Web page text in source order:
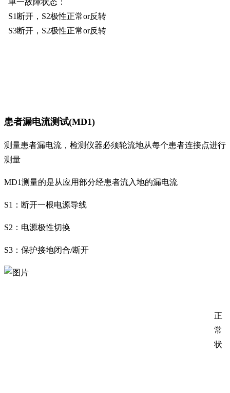
S1断开，S2极性正常or反转
S3断开，S2极性正常or反转
患者漏电流测试(MD1)
测量患者漏电流，检测仪器必须轮流地从每个患者连接点进行
测量
MD1测量的是从应用部分经患者流入地的漏电流
S1：断开一根电源导线
S2：电源极性切换
S3：保护接地闭合/断开
正
常
状